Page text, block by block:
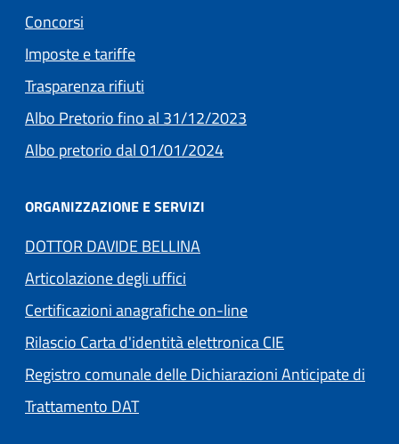
Concorsi
Imposte e tariffe(apre in un'altra scheda).
Trasparenza rifiuti
Albo Pretorio fino al 31/12/2023
Albo pretorio dal 01/01/2024
ORGANIZZAZIONE E SERVIZI
DOTTOR DAVIDE BELLINA
Articolazione degli uffici
Certificazioni anagrafiche on-line
Rilascio Carta d'identità elettronica CIE
Registro comunale delle Dichiarazioni Anticipate di
Trattamento DAT